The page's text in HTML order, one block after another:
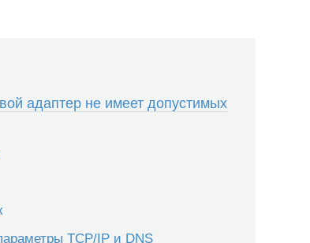
адаптер не имеет допустимых
TCP/IP и DNS